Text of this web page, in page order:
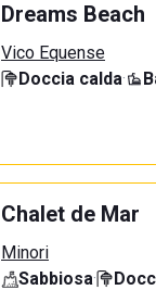
Dreams Beach
Vico Equense
Doccia calda·
Chalet de Mar
Minori
Sabbiosa·